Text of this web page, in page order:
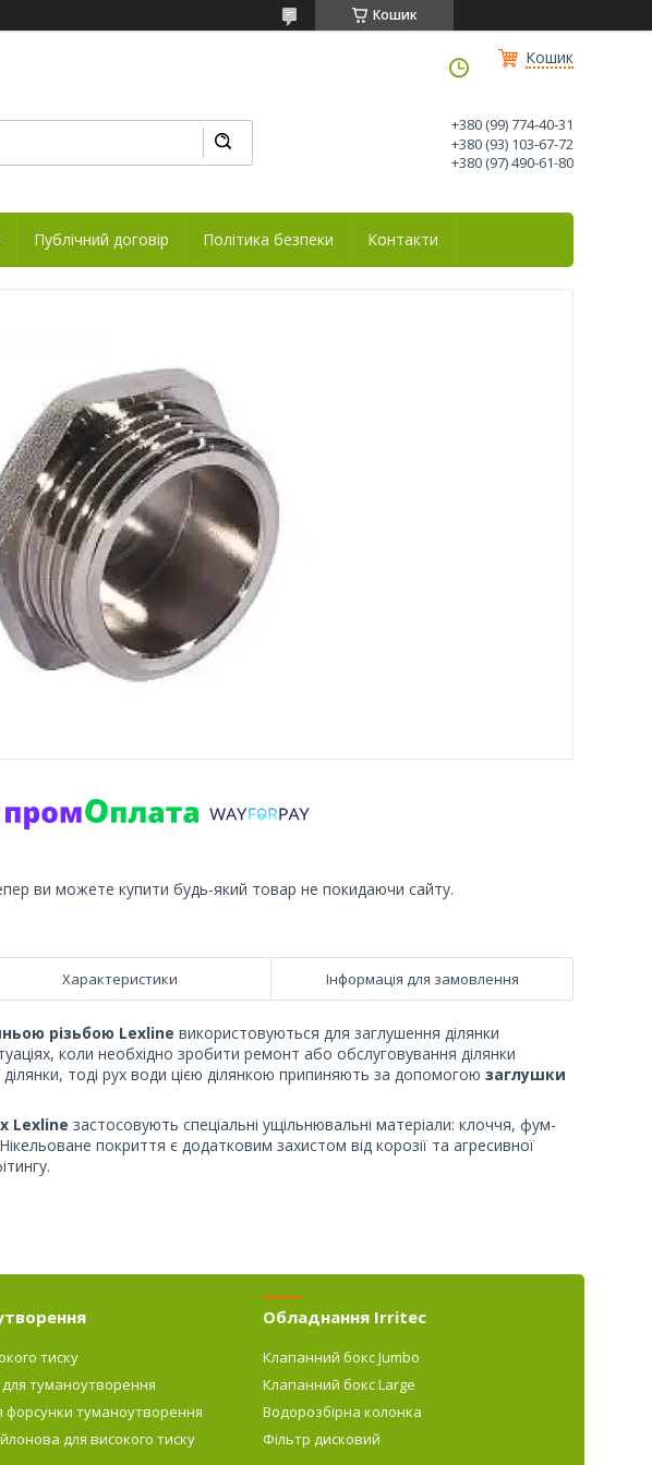
Кошик
Кошик
+380 (99) 774-40-31
+380 (93) 103-67-72
+380 (97) 490-61-80
Публічний договір Політика безпеки Контакти
ви можете купити будь-який товар не покидаючи сайту.
Характеристики Інформація для замовлення
різьбою Lexline використовуються для заглушення ділянки
коли необхідно зробити ремонт або обслуговування ділянки
тоді рух води цією ділянкою припиняють за допомогою заглушки
Lexline застосовують спеціальні ущільнювальні матеріали: клоччя, фум-
покриття є додатковим захистом від корозії та агресивної
тиску
туманоутворення
форсунки туманоутворення
для високого тиску
Обладнання Irritec
Клапанний бокс Jumbo
Клапанний бокс Large
Водорозбірна колонка
Фільтр дисковий